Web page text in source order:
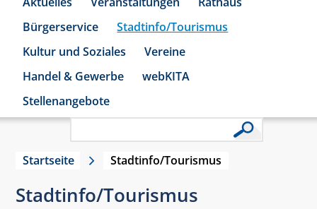
Bürgerservice
Stadtinfo/Tourismus
Kultur und Soziales
Vereine
Handel & Gewerbe
webKITA
Stellenangebote
Startseite Stadtinfo/Tourismus
Stadtinfo/Tourismus